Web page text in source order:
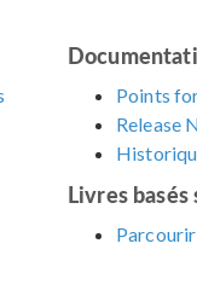
Points
Release
Livres